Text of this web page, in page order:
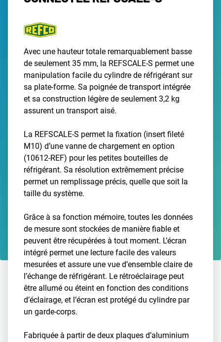
Avec une hauteur totale remarquablement basse
de seulement 35 mm, la REFSCALE-S permet une
manipulation facile du cylindre de réfrigérant sur
sa plate-forme. Sa poignée de transport intégrée
et sa construction légère de seulement 3,2 kg
assurent un transport aisé.
La REFSCALE-S permet la fixation (insert fileté
M10) d’une vanne de chargement en option
(10612-REF) pour les petites bouteilles de
réfrigérant. Sa résolution extrêmement précise
permet un remplissage précis, quelle que soit la
taille du système.
Grâce à sa fonction mémoire, toutes les données
de mesure sont stockées de manière fiable et
peuvent être récupérées à tout moment. L’écran
intégré permet une lecture facile des valeurs
mesurées et assure une vue d’ensemble claire de
l’échange de réfrigérant. Le rétroéclairage peut
être allumé ou éteint en fonction des conditions
d’éclairage, et l’écran est protégé du cylindre par
un garde-corps.
Fabriquée à partir de deux plaques d’aluminium